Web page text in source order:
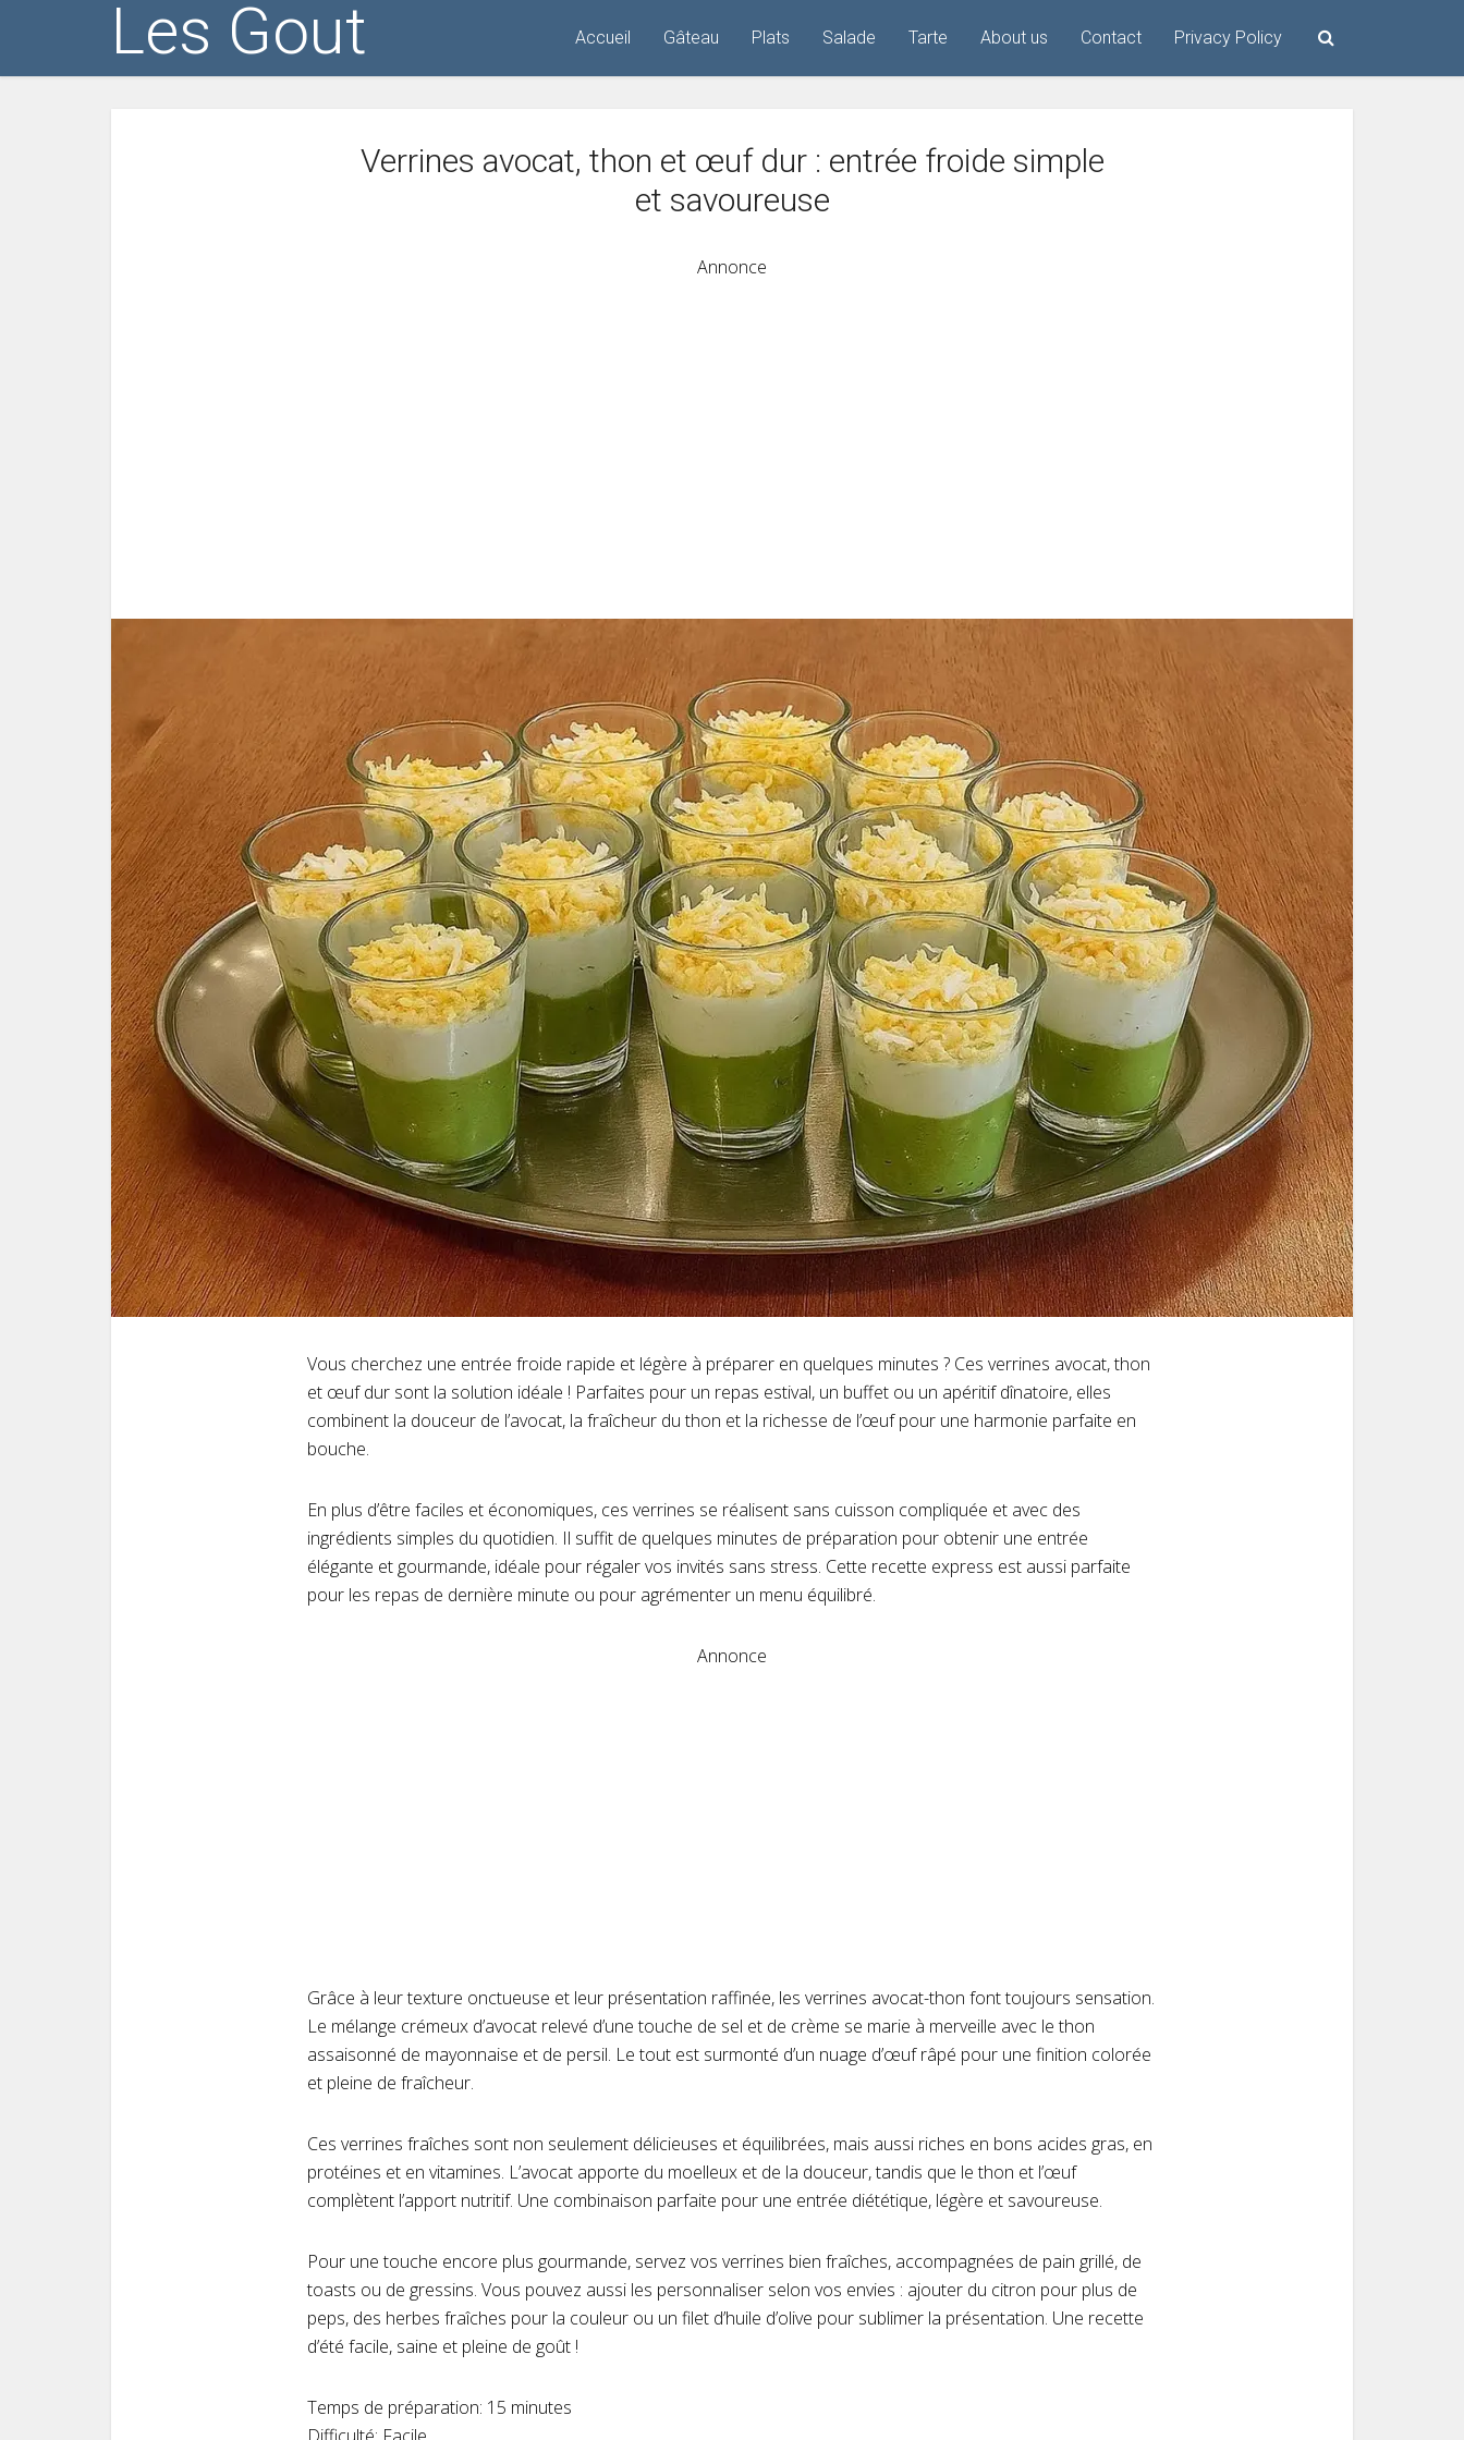
Les Gout Accueil Gâteau Plats Salade Tarte About us Contact Privacy Policy
Verrines avocat, thon et œuf dur : entrée froide simple
et savoureuse
Annonce
Vous cherchez une entrée froide rapide et légère à préparer en quelques minutes ? Ces verrines avocat, thon
et œuf dur sont la solution idéale ! Parfaites pour un repas estival, un buffet ou un apéritif dînatoire, elles
combinent la douceur de l’avocat, la fraîcheur du thon et la richesse de l’œuf pour une harmonie parfaite en
bouche.
En plus d’être faciles et économiques, ces verrines se réalisent sans cuisson compliquée et avec des
ingrédients simples du quotidien. Il suffit de quelques minutes de préparation pour obtenir une entrée
élégante et gourmande, idéale pour régaler vos invités sans stress. Cette recette express est aussi parfaite
pour les repas de dernière minute ou pour agrémenter un menu équilibré.
Annonce
Grâce à leur texture onctueuse et leur présentation raffinée, les verrines avocat-thon font toujours sensation.
Le mélange crémeux d’avocat relevé d’une touche de sel et de crème se marie à merveille avec le thon
assaisonné de mayonnaise et de persil. Le tout est surmonté d’un nuage d’œuf râpé pour une finition colorée
et pleine de fraîcheur.
Ces verrines fraîches sont non seulement délicieuses et équilibrées, mais aussi riches en bons acides gras, en
protéines et en vitamines. L’avocat apporte du moelleux et de la douceur, tandis que le thon et l’œuf
complètent l’apport nutritif. Une combinaison parfaite pour une entrée diététique, légère et savoureuse.
Pour une touche encore plus gourmande, servez vos verrines bien fraîches, accompagnées de pain grillé, de
toasts ou de gressins. Vous pouvez aussi les personnaliser selon vos envies : ajouter du citron pour plus de
peps, des herbes fraîches pour la couleur ou un filet d’huile d’olive pour sublimer la présentation. Une recette
d’été facile, saine et pleine de goût !
Temps de préparation: 15 minutes